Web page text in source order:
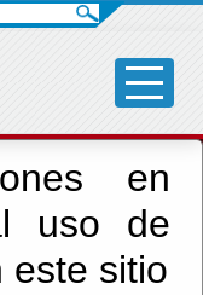
en
uso de
este sitio